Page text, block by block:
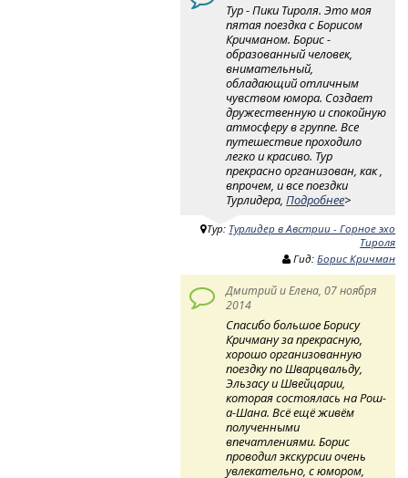
Тур - Пики Тироля. Это моя
пятая поездка с Борисом
Кричманом. Борис -
образованный человек,
внимательный,
обладающий отличным
чувством юмора. Создает
дружественную и спокойную
атмосферу в группе. Все
путешествие проходило
легко и красиво. Тур
прекрасно организован, как ,
впрочем, и все поездки
Турлидера,Подробнее>
Тур: Турлидер в Австрии - Горное эхо
Тироля
Гид:Борис Кричман
Дмитрий и Елена, 07 ноября
2014
Спасибо большое Борису
Кричману за прекрасную,
хорошо организованную
поездку по Шварцвальду,
Эльзасу и Швейцарии,
которая состоялась на Рош-
а-Шана. Всё ещё живём
полученными
впечатлениями. Борис
проводил экскурсии очень
увлекательно, с юмором,